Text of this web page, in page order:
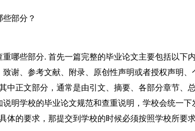
部分？
哪些部分. 首先一篇完整的毕业论文主要包括以下
谢、参考文献、附录、原创性声明或者授权声明
中正文部分，通常是由引文、摘要、各部分章节、
明学校的毕业论文规范和查重说明，学校会统一
体的要求，那提交到学校的时候必须按照学校所要